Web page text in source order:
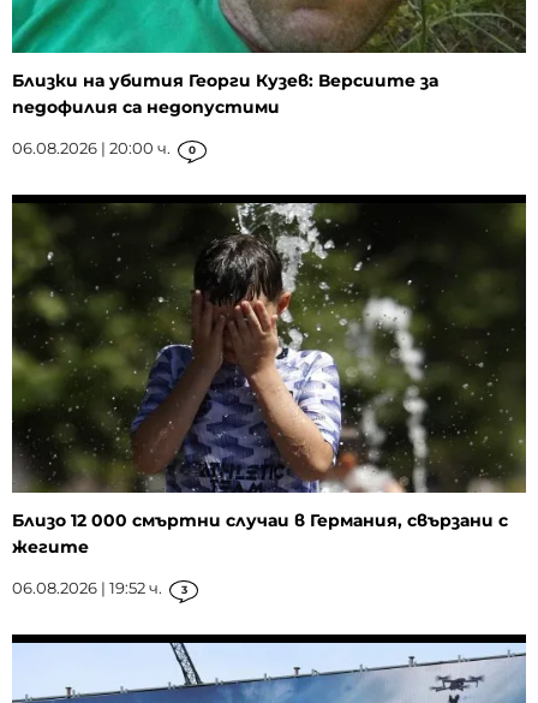
Близки на убития Георги Кузев: Версиите за
педофилия са недопустими
06.08.2026 | 20:00 ч. 0
Близо 12 000 смъртни случаи в Германия, свързани с
жегите
06.08.2026 | 19:52 ч. 3